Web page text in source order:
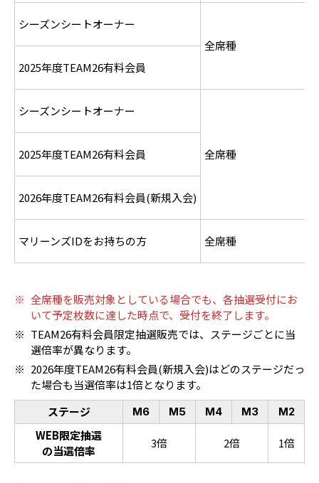
シーズンシートオーナー
全席種
2025年度TEAM26有料会員
シーズンシートオーナー
全席種
2025年度TEAM26有料会員
2026年度TEAM26有料会員(新規入会)
マリーンズIDをお持ちの方 全席種
※ 全席種を販売対象としている場合でも、各抽選受付にお
いて予定枚数に達した時点で、受付を終了します。
※ TEAM26有料会員限定抽選販売では、ステージごとに当
選倍率が異なります。
※ 2026年度TEAM26有料会員(新規入会)はどのステージだっ
た場合も当選倍率は1倍となります。
ステージ
M6 M5 M4 M3 M2
WEB限定抽選
の当選倍率
3倍 2倍 1倍